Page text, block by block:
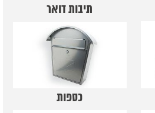
תיבות דואר
כספות